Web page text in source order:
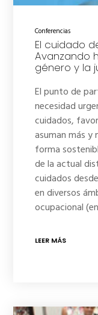
Conferencias
El cuidado
Avanzando
género y la
El punto de
necesidad
cuidados,
asuman más y
forma
de la actual
cuidados
en diversos
ocupacional
LEER MÁS